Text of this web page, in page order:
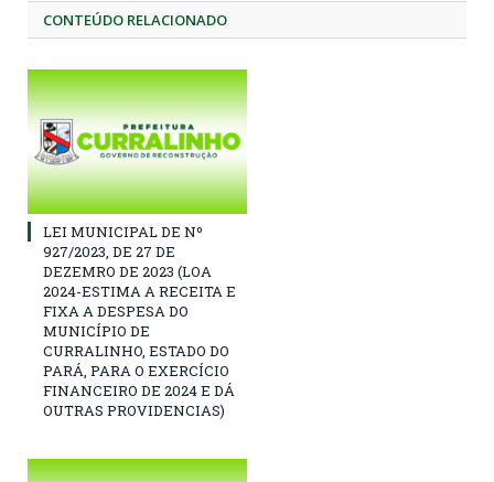
CONTEÚDO RELACIONADO
LEI MUNICIPAL DE Nº
927/2023, DE 27 DE
DEZEMRO DE 2023 (LOA
2024-ESTIMA A RECEITA E
FIXA A DESPESA DO
MUNICÍPIO DE
CURRALINHO, ESTADO DO
PARÁ, PARA O EXERCÍCIO
FINANCEIRO DE 2024 E DÁ
OUTRAS PROVIDENCIAS)